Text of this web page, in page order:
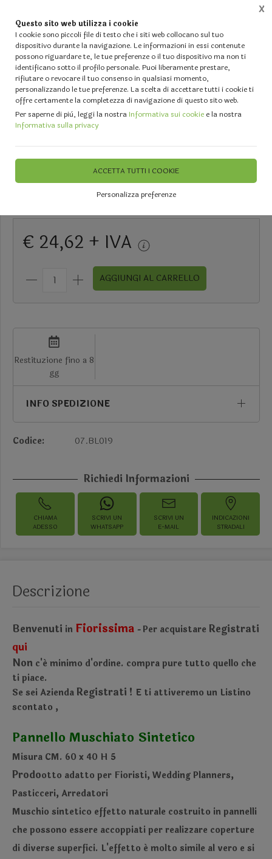
Questo sito web utilizza i cookie
I cookie sono piccoli file di testo che i siti web collocano sul tuo
dispositivo durante la navigazione. Le informazioni in essi contenute
possono riguardare te, le tue preferenze o il tuo dispositivo ma non ti
identificano sotto il profilo personale. Puoi liberamente prestare,
rifiutare o revocare il tuo consenso in qualsiasi momento,
personalizzando le tue preferenze. La scelta di accettare tutti i cookie ti
offre certamente la completezza di navigazione di questo sito web.
Per saperne di più, leggi la nostraInformativa sui cookie e la nostra
Informativa sulla privacy
ACCETTA TUTTI I COOKIE
Personalizza preferenze
X
Home Vetrina FIORI SECCHI e PRESERVATI - Muschio - Bamboo - Cortecce - Rami -
Pannello moss sintetico cm. 60
x 40 H 5 - Sconti per Fioristi e
Aziende e Wedding
€ 24,62 + IVA
AGGIUNGI AL CARRELLO
Restituzione fino a 8
gg
INFO SPEDIZIONE
Codice: 07.BL019
Richiedi Informazioni
CHIAMA
ADESSO
SCRIVI UN
WHATSAPP
SCRIVI UN
E-MAIL
INDICAZIONI
STRADALI
Descrizione
Benvenuti in Fiorissima - Per acquistare Registrati
qui
Non c'é minimo d'ordine. compra pure tutto quello che
ti piace.
Se sei Azienda Registrati ! E ti attiveremo un Listino
scontato ,
Pannello Muschiato Sintetico
Misura CM. 60 x 40 H 5
Prodootto adatto per Fioristi, Wedding Planners,
Pasticceri, Arredatori
Muschio sintetico effetto naturale costruito in pannelli
che possono essere accoppiati per realizzare coperture
di diverse superfici. L'effetto é molto simile al vero e si